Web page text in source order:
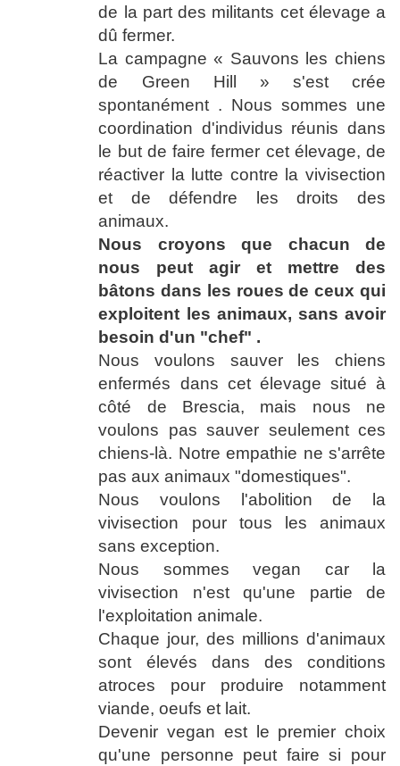
de la part des militants cet élevage a
dû fermer.
La campagne « Sauvons les chiens
de Green Hill » s'est crée
spontanément . Nous sommes une
coordination d'individus réunis dans
le but de faire fermer cet élevage, de
réactiver la lutte contre la vivisection
et de défendre les droits des
animaux.
Nous croyons que chacun de
nous peut agir et mettre des
bâtons dans les roues de ceux qui
exploitent les animaux, sans avoir
besoin d'un "chef" .
Nous voulons sauver les chiens
enfermés dans cet élevage situé à
côté de Brescia, mais nous ne
voulons pas sauver seulement ces
chiens-là. Notre empathie ne s'arrête
pas aux animaux "domestiques".
Nous voulons l'abolition de la
vivisection pour tous les animaux
sans exception.
Nous sommes vegan car la
vivisection n'est qu'une partie de
l'exploitation animale.
Chaque jour, des millions d'animaux
sont élevés dans des conditions
atroces pour produire notamment
viande, oeufs et lait.
Devenir vegan est le premier choix
qu'une personne peut faire si pour